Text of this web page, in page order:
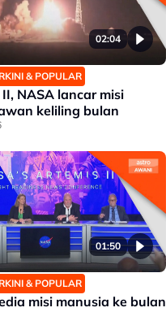
02:04
& POPULAR
NASA lancar misi
keliling bulan
01:50
& POPULAR
misi manusia ke bulan